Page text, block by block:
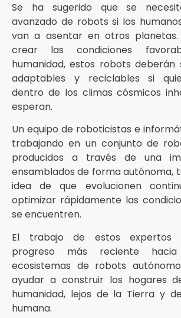
Se ha sugerido que se
avanzado de robots si los
van a asentar en otros planetas.
crear las condiciones
humanidad, estos robots deberán
adaptables y reciclables si
dentro de los climas cósmicos
esperan.
Un equipo de roboticistas e
trabajando en un conjunto de
producidos a través de una
ensamblados de forma autónoma,
idea de que evolucionen
optimizar rápidamente las
se encuentren.
El trabajo de estos expertos
progreso más reciente
ecosistemas de robots
ayudar a construir los hogares
humanidad, lejos de la Tierra y
humana.